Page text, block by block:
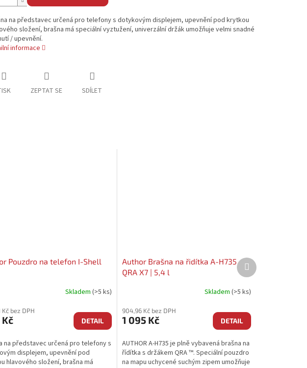
na představec určená pro telefony s dotykovým displejem, upevnění pod krytkou
složení, brašna má speciální vyztužení, univerzální držák umožňuje velmi snadné
/ upevnění.
informace
ZEPTAT SE SDÍLET
Pouzdro na telefon I-Shell
Skladem (>5 ks)
Kč bez DPH
DETAIL
na představec určená pro telefony s
displejem, upevnění pod
hlavového složení, brašna má
Author Brašna na řidítka A-H735
QRA X7 | 5,4 l
Skladem (>5 ks)
904,96 Kč bez DPH
1 095 Kč DETAIL
AUTHOR A-H735 je plně vybavená brašna na
řídítka s držákem QRA ™. Speciální pouzdro
na mapu uchycené suchým zipem umožňuje
Další
produkt